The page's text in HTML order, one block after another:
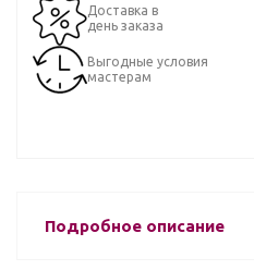
Доставка в
день заказа
Выгодные условия
мастерам
Подробное описание